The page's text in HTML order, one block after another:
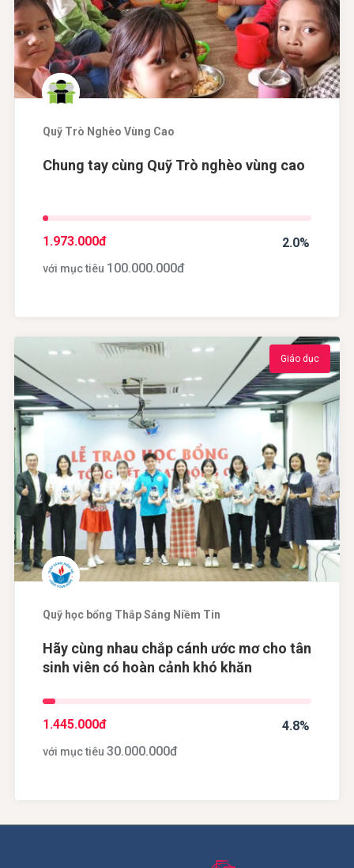
Quỹ Trò Nghèo Vùng Cao
Chung tay cùng Quỹ Trò nghèo vùng cao
2.0%
1.973.000đ
với mục tiêu 100.000.000đ
Giáo dục
Quỹ học bổng Thắp Sáng Niềm Tin
Hãy cùng nhau chắp cánh ước mơ cho tân
sinh viên có hoàn cảnh khó khăn
4.8%
1.445.000đ
với mục tiêu 30.000.000đ